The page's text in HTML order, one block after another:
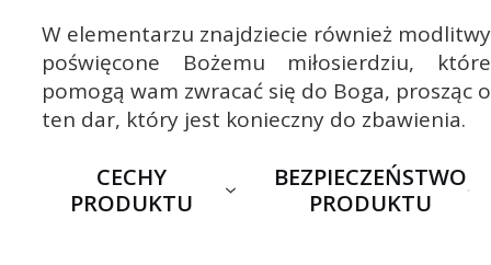
W elementarzu znajdziecie również modlitwy
poświęcone Bożemu miłosierdziu, które
pomogą wam zwracać się do Boga, prosząc o
ten dar, który jest konieczny do zbawienia.
CECHY
PRODUKTU
BEZPIECZEŃSTWO
PRODUKTU